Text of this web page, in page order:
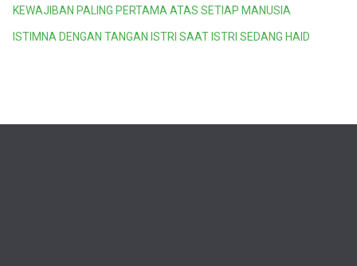
KEWAJIBAN PALING PERTAMA ATAS SETIAP MANUSIA
ISTIMNA DENGAN TANGAN ISTRI SAAT ISTRI SEDANG HAID